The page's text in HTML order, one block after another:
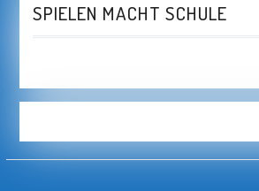
SPIELEN MACHT SCHULE